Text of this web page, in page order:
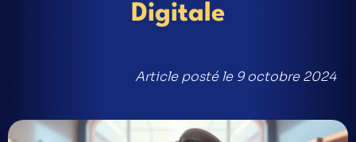
Digitale
Article posté le 9 octobre 2024